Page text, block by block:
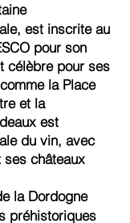
est inscrite au
pour son
célèbre pour ses
la Place
et la
est
du vin, avec
châteaux
la Dordogne
préhistoriques